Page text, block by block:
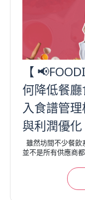
【
何降低餐
入食譜管
與利潤優化
雖然坊間不少餐飲
並不是所有供應商